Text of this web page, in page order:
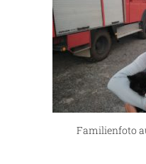
Familienfoto